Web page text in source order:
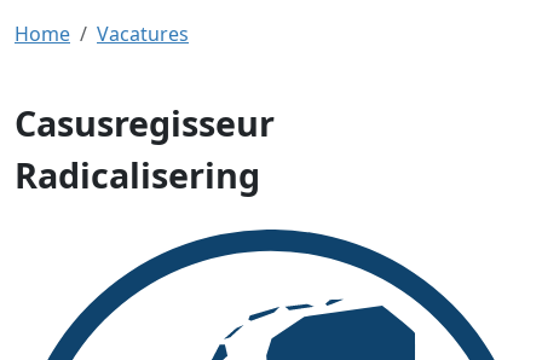
Home
Vacatures
Casusregisseur
Radicalisering